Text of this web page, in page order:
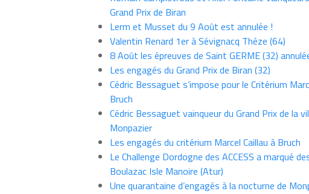
Grand Prix de Biran
Lerm et Musset du 9 Août est annulée !
Valentin Renard 1er à Sévignacq Théze (64)
8 Août les épreuves de Saint GERME (32)
Les engagés du Grand Prix de Biran (32)
Cédric Bessaguet s’impose pour le Critérium
Bruch
Cédric Bessaguet vainqueur du Grand Prix de la
Monpazier
Les engagés du critérium Marcel Caillau à Bruch
Le Challenge Dordogne des ACCESS a marqué
Boulazac Isle Manoire (Atur)
Une quarantaine d’engagés à la nocturne de